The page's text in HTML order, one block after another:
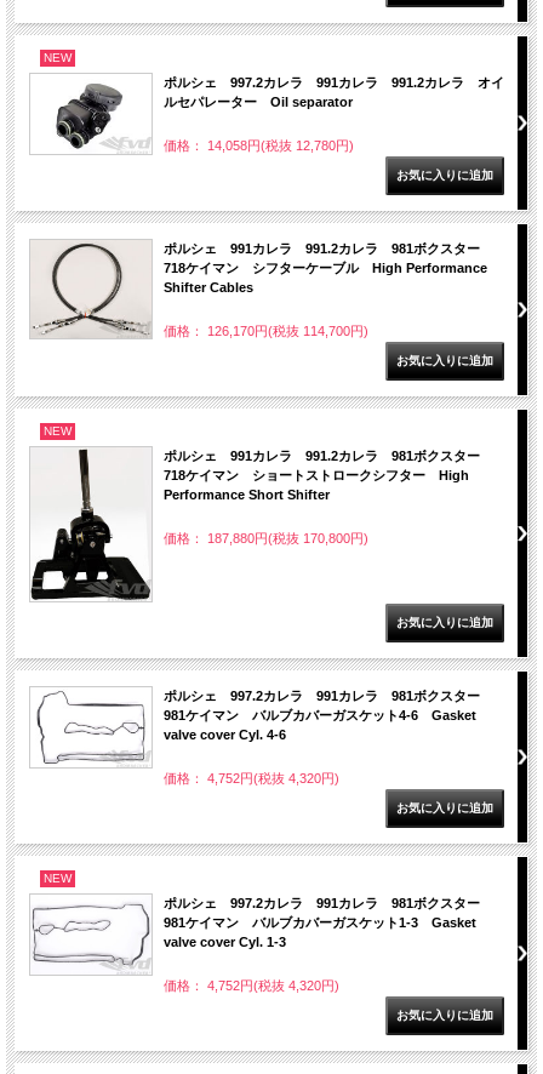
NEW
ポルシェ 997.2カレラ 991カレラ 991.2カレラ オイ
ルセパレーター Oil separator
価格： 14,058円(税抜 12,780円)
ポルシェ 991カレラ 991.2カレラ 981ボクスター
718ケイマン シフターケーブル High Performance
Shifter Cables
価格： 126,170円(税抜 114,700円)
NEW
ポルシェ 991カレラ 991.2カレラ 981ボクスター
718ケイマン ショートストロークシフター High
Performance Short Shifter
価格： 187,880円(税抜 170,800円)
ポルシェ 997.2カレラ 991カレラ 981ボクスター
981ケイマン バルブカバーガスケット4-6 Gasket
valve cover Cyl. 4-6
価格： 4,752円(税抜 4,320円)
NEW
ポルシェ 997.2カレラ 991カレラ 981ボクスター
981ケイマン バルブカバーガスケット1-3 Gasket
valve cover Cyl. 1-3
価格： 4,752円(税抜 4,320円)